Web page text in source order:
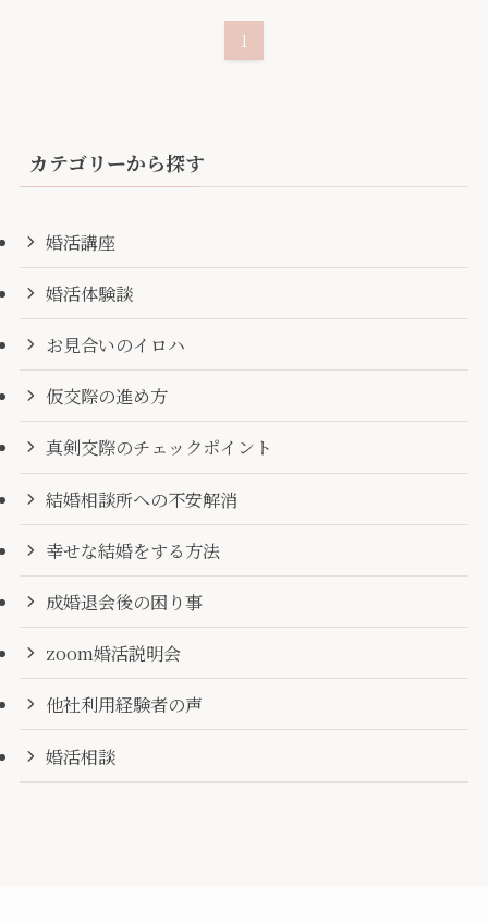
1
カテゴリーから探す
婚活講座
婚活体験談
お見合いのイロハ
仮交際の進め方
真剣交際のチェックポイント
結婚相談所への不安解消
幸せな結婚をする方法
成婚退会後の困り事
zoom婚活説明会
他社利用経験者の声
婚活相談